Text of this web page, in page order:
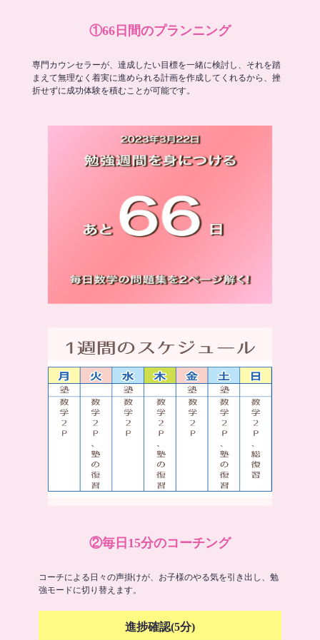
①66日間のプランニング
専門カウンセラーが、達成したい目標を一緒に検討し、それを踏
まえて無理なく着実に進められる計画を作成してくれるから、挫
折せずに成功体験を積むことが可能です。
②毎日15分のコーチング
コーチによる日々の声掛けが、お子様のやる気を引き出し、勉
強モードに切り替えます。
進捗確認(5分)